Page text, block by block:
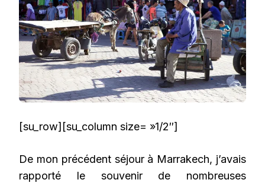
[su_row][su_column size= »1/2″]
De mon précédent séjour à Marrakech, j’avais
rapporté le souvenir de nombreuses